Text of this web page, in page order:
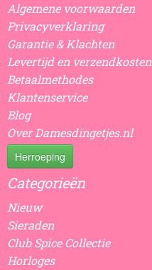
Algemene voorwaarden
Privacyverklaring
Garantie & Klachten
Levertijd en verzendkosten
Betaalmethodes
Klantenservice
Blog
Over Damesdingetjes.nl
Herroeping
Categorieën
Nieuw
Sieraden
Club Spice Collectie
Horloges